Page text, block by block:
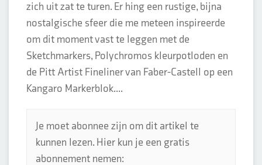
zich uit zat te turen. Er hing een rustige, bijna
nostalgische sfeer die me meteen inspireerde
om dit moment vast te leggen met de
Sketchmarkers, Polychromos kleurpotloden en
de Pitt Artist Fineliner van Faber-Castell op een
Kangaro Markerblok....
Je moet abonnee zijn om dit artikel te
kunnen lezen. Hier kun je een gratis
abonnement nemen: